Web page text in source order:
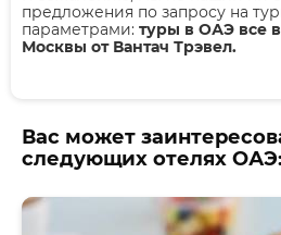
предложения по запросу на
параметрами: туры в ОАЭ все
Москвы от Вантач Трэвел.
Вас может
следующих отелях ОАЭ: